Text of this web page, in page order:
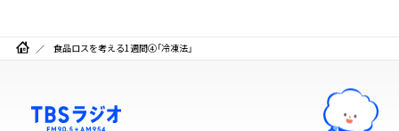
食品ロスを考える1週間④「冷凍法」